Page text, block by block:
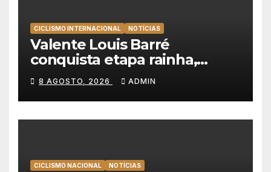
CICLISMO INTERNACIONAL NOTÍCIAS
Valente Louis Barré
conquista etapa rainha,
Christian Scaroni é o novo
líder da Volta a Polónia
8 AGOSTO, 2026 ADMIN
CICLISMO NACIONAL NOTÍCIAS